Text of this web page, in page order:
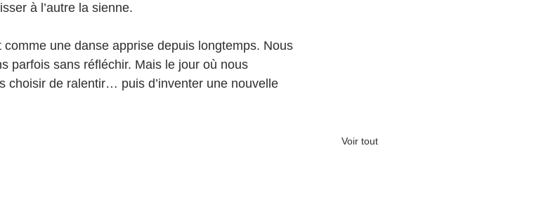
à l’autre la sienne.
une danse apprise depuis longtemps. Nous
parfois sans réfléchir. Mais le jour où nous
choisir de ralentir… puis d’inventer une nouvelle
Voir tout